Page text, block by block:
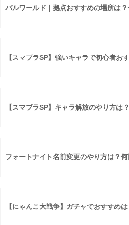
パルワールド｜拠点おすすめの場所は？
【スマブラSP】強いキャラで初心者お
【スマブラSP】キャラ解放のやり方は
フォートナイト名前変更のやり方は？
【にゃんこ大戦争】ガチャでおすすめ